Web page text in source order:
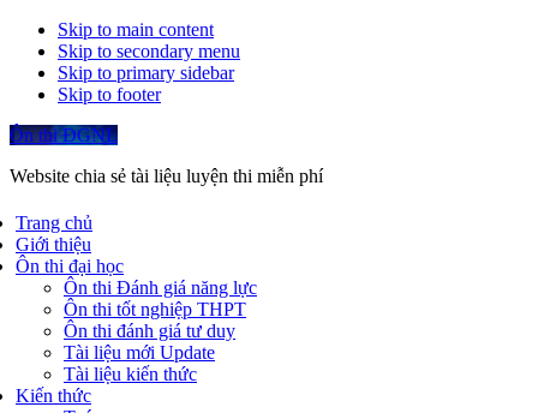
Skip to main content
Skip to secondary menu
Skip to primary sidebar
Skip to footer
Ôn thi ĐGNL
Website chia sẻ tài liệu luyện thi miễn phí
Trang chủ
Giới thiệu
Ôn thi đại học
Ôn thi Đánh giá năng lực
Ôn thi tốt nghiệp THPT
Ôn thi đánh giá tư duy
Tài liệu mới Update
Tài liệu kiến thức
Kiến thức